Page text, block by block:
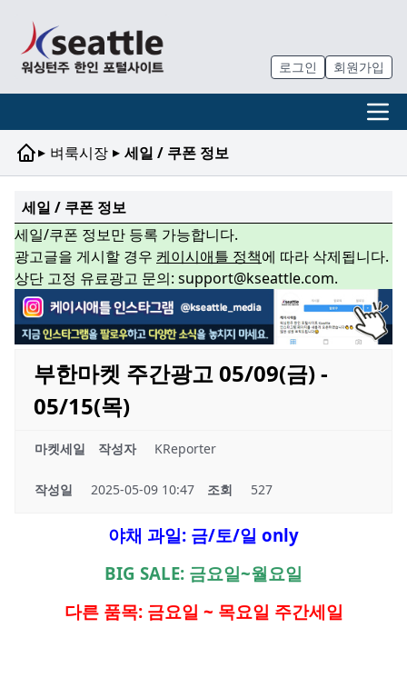
로그인 회원가입
▸ 벼룩시장 ▸ 세일 / 쿠폰 정보
세일 / 쿠폰 정보
세일/쿠폰 정보만 등록 가능합니다.
광고글을 게시할 경우 케이시애틀 정책에 따라 삭제됩니다.
상단 고정 유료광고 문의: support@kseattle.com.
부한마켓 주간광고 05/09(금) -
05/15(목)
마켓세일 작성자 KReporter
작성일 2025-05-09 10:47 조회 527
야채 과일: 금/토/일 only
BIG SALE: 금요일~월요일
다른 품목: 금요일 ~ 목요일 주간세일